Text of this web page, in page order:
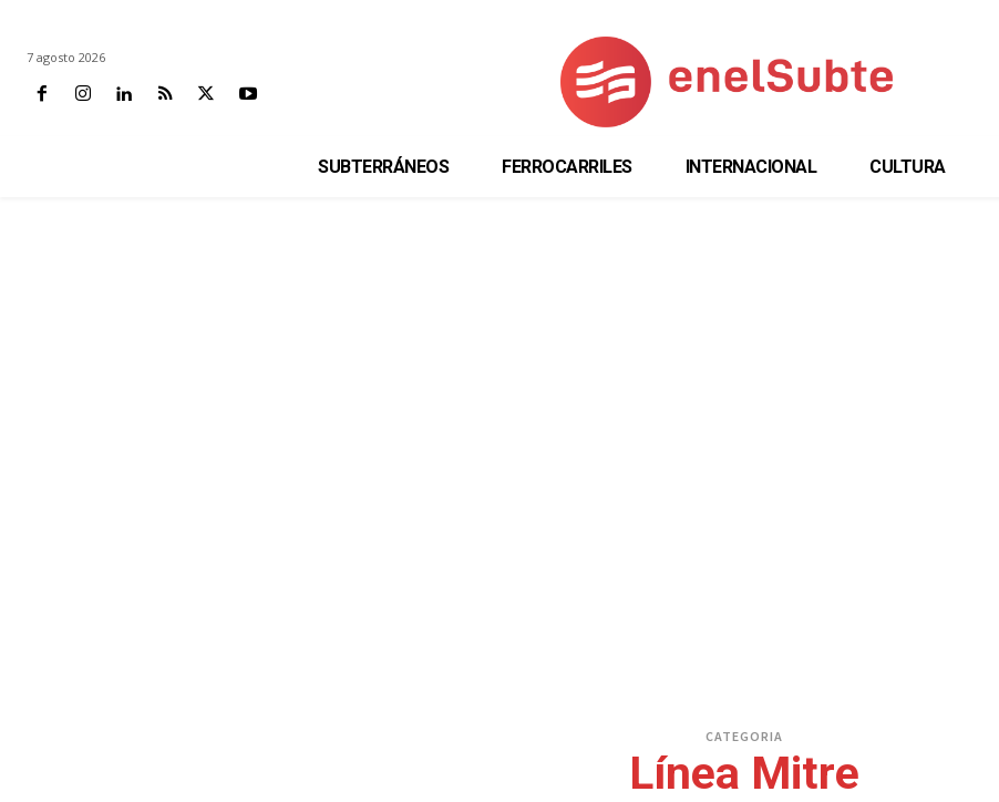
7 agosto 2026
SUBTERRÁNEOS FERROCARRILES INTERNACIONAL CULTURA
CATEGORIA
Línea Mitre